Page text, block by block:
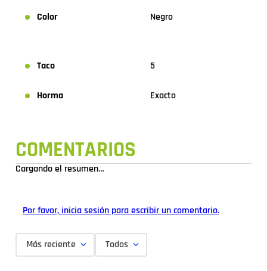
Color Negro
Taco 5
Horma Exacto
COMENTARIOS
Cargando el resumen…
Por favor, inicia sesión para escribir un comentario.
Más reciente Todos